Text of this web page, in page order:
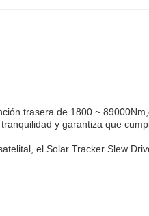
trasera de 1800 ~
y garantiza que
el Solar Tracker Slew